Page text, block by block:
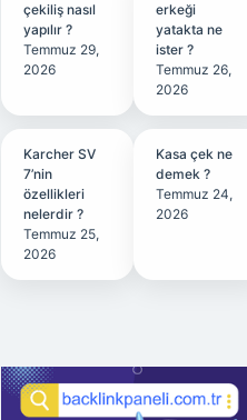
çekiliş nasıl
yapılır ?
Temmuz 29,
2026
erkeği
yatakta ne
ister ?
Temmuz 26,
2026
Karcher SV
7’nin
özellikleri
nelerdir ?
Temmuz 25,
2026
Kasa çek ne
demek ?
Temmuz 24,
2026